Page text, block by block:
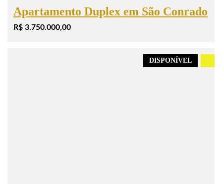
Apartamento Duplex em São Conrado
R$ 3.750.000,00
DISPONÍVEL